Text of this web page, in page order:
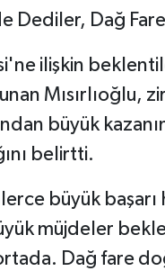
Dediler, Dağ
ilişkin
Mısırlıoğlu,
büyük
belirtti.
büyük başarı
müjdeler
Dağ fare